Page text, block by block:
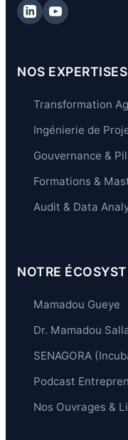
NOS EXPERTISES
Transformation
Ingénierie de
Gouvernance &
Formations &
Audit & Data
NOTRE
Mamadou Gueye
Dr. Mamadou
SENAGORA
Podcast
Nos Ouvrages &